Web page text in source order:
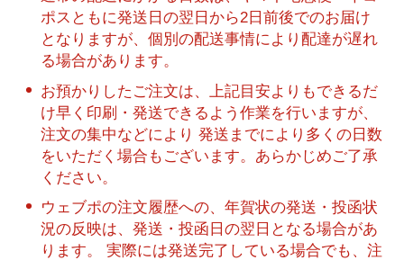
ポスともに発送日の翌日から2日前後でのお届け
となりますが、個別の配送事情により配達が遅れ
る場合があります。
お預かりしたご注文は、上記目安よりもできるだ
け早く印刷・発送できるよう作業を行いますが、
注文の集中などにより 発送までにより多くの日数
をいただく場合もございます。あらかじめご了承
ください。
ウェブポの注文履歴への、年賀状の発送・投函状
況の反映は、発送・投函日の翌日となる場合があ
ります。 実際には発送完了している場合でも、注